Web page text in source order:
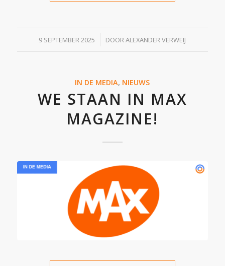
9 SEPTEMBER 2025
/ DOORALEXANDER VERWEIJ
IN DE MEDIA, NIEUWS
WE STAAN IN MAX
MAGAZINE!